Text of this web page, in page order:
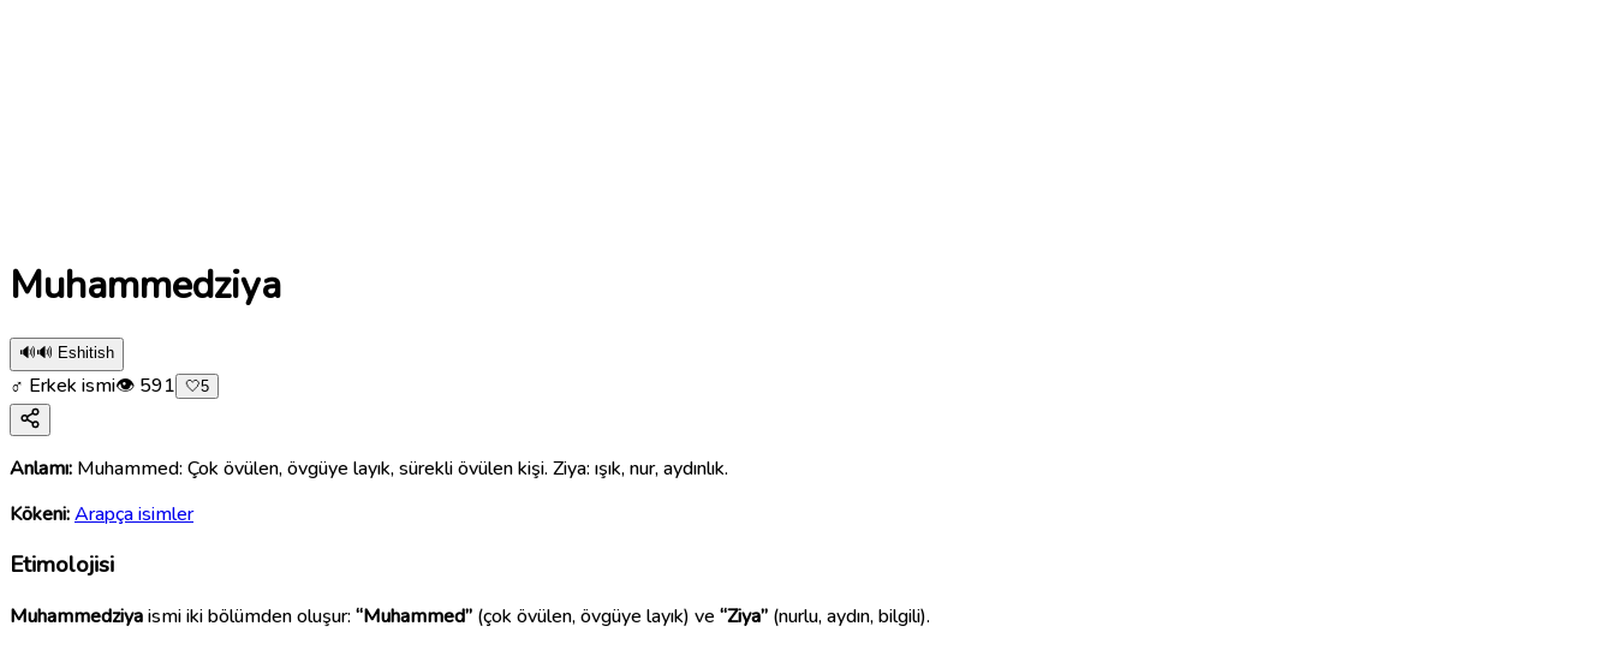
Muhammedziya
🔊🔊 Eshitish
♂ Erkek ismi👁 591 🤍5
Anlamı: Muhammed: Çok övülen, övgüye layık, sürekli övülen kişi. Ziya: ışık, nur, aydınlık.
Kökeni:Arapça isimler
Etimolojisi
Muhammedziyaismi iki bölümden oluşur: “Muhammed” (çok övülen, övgüye layık) ve “Ziya” (nurlu, aydın, bilgili).